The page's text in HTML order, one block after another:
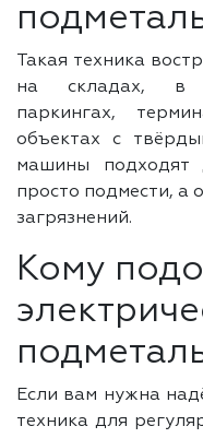
Такая техника
на складах, в
паркингах,
объектах с
машины подходят
просто подмести, а
загрязнений.
Кому
Если вам нужна
техника для